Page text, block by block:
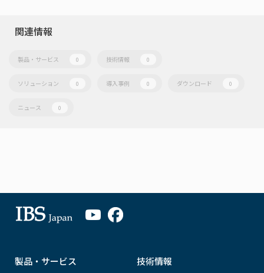
関連情報
製品・サービス 0 技術情報 0
ソリューション 0 導入事例 0 ダウンロード 0
ニュース 0
製品・サービス 技術情報